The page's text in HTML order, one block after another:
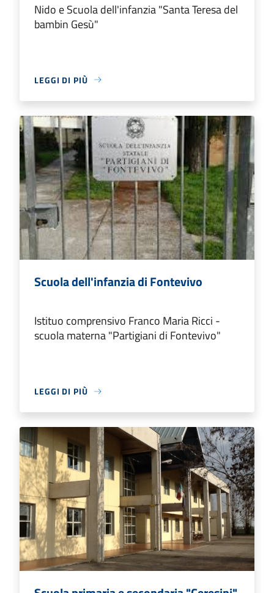
Nido e Scuola dell'infanzia "Santa Teresa del
bambin Gesù"
LEGGI DI PIÙ
Scuola dell'infanzia di Fontevivo
Istituo comprensivo Franco Maria Ricci -
scuola materna "Partigiani di Fontevivo"
LEGGI DI PIÙ